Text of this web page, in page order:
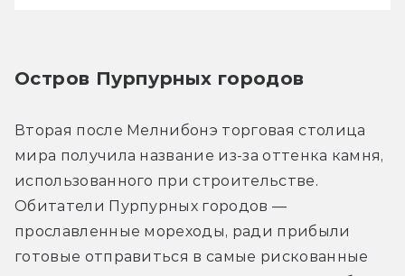
Остров Пурпурных городов
Вторая после Мелнибонэ торговая столица
мира получила название из-за оттенка камня,
использованного при строительстве.
Обитатели Пурпурных городов —
прославленные мореходы, ради прибыли
готовые отправиться в самые рискованные